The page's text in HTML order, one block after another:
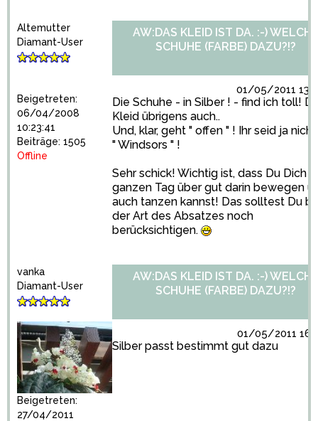
Altemutter
Diamant-User
Beigetreten:
06/04/2008
10:23:41
Beiträge: 1505
Offline
AW:DAS KLEID IST DA. :-) WELCHE
SCHUHE (FARBE) DAZU?!?
01/05/2011
Die Schuhe - in Silber ! - find ich toll!
Kleid übrigens auch..
Und, klar, geht " offen " ! Ihr seid ja
" Windsors " !
Sehr schick! Wichtig ist, dass Du Dich
ganzen Tag über gut darin bewegen
auch tanzen kannst! Das solltest Du
der Art des Absatzes noch
berücksichtigen.
vanka
Diamant-User
Beigetreten:
27/04/2011
AW:DAS KLEID IST DA. :-) WELCHE
SCHUHE (FARBE) DAZU?!?
01/05/2011
Silber passt bestimmt gut dazu